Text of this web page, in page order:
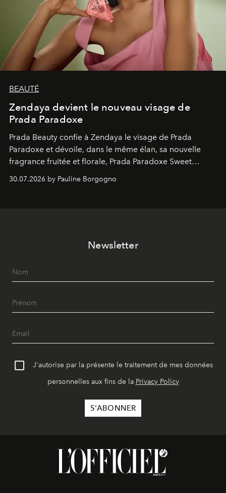
BEAUTÉ
Zendaya devient le nouveau visage de
Prada Paradoxe
Prada Beauty confie à Zendaya le visage de Prada
Paradoxe et dévoile, dans le même élan, sa nouvelle
fragrance fruitée et florale, Prada Paradoxe Sweet
Chemistry Eau de Parfum.
30.07.2026 by Pauline Borgogno
Newsletter
J'autorise par la présente le traitement de mes données
personnelles aux fins de la Privacy Policy